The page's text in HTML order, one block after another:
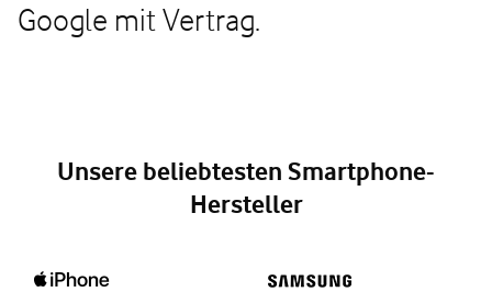
Google mit Vertrag.
Unsere beliebtesten Smartphone-
Hersteller